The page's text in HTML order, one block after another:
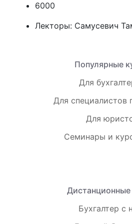
6000
Лекторы: Самусевич
Популярные
Для
Для специалистов
Для
Семинары и
Бухгалтер с